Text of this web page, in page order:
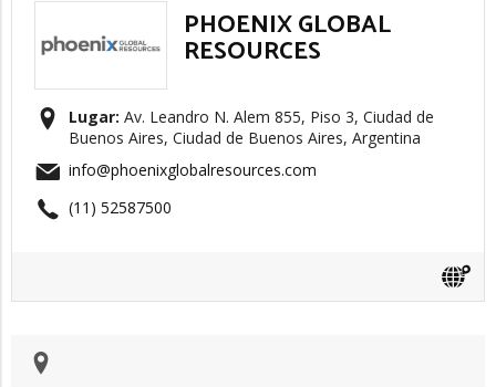
PHOENIX GLOBAL
RESOURCES
Lugar: Av. Leandro N. Alem 855, Piso 3, Ciudad de
Buenos Aires, Ciudad de Buenos Aires, Argentina
info@phoenixglobalresources.com
(11) 52587500